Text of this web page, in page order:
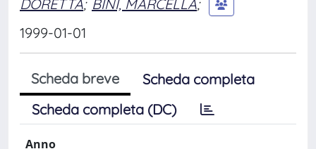
DORETTA; BINI, MARCELLA;
1999-01-01
Scheda breve
Scheda completa
Scheda completa (DC)
Anno